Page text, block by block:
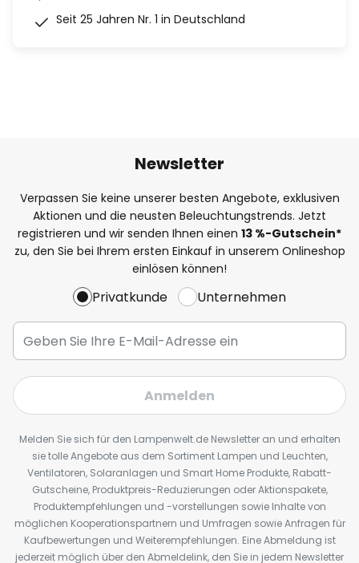
Seit 25 Jahren Nr. 1 in Deutschland
Newsletter
Verpassen Sie keine unserer besten Angebote, exklusiven
Aktionen und die neusten Beleuchtungstrends. Jetzt
registrieren und wir senden Ihnen einen 13 %-Gutschein*
zu, den Sie bei Ihrem ersten Einkauf in unserem Onlineshop
einlösen können!
Privatkunde Unternehmen
Anmelden
Melden Sie sich für den Lampenwelt.de Newsletter an und erhalten
sie tolle Angebote aus dem Sortiment Lampen und Leuchten,
Ventilatoren, Solaranlagen und Smart Home Produkte, Rabatt-
Gutscheine, Produktpreis-Reduzierungen oder Aktionspakete,
Produktempfehlungen und -vorstellungen sowie Inhalte von
möglichen Kooperationspartnern und Umfragen sowie Anfragen für
Kaufbewertungen und Weiterempfehlungen. Eine Abmeldung ist
jederzeit möglich über den Abmeldelink, den Sie in jedem Newsletter